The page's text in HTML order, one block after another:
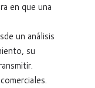
en que una
un análisis
su